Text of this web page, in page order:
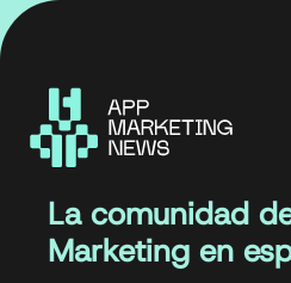
La comunidad
Marketing en